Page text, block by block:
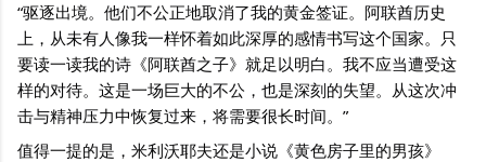
“驱逐出境。他们不公正地取消了我的黄金签证。阿联酋历史
上，从未有人像我一样怀着如此深厚的感情书写这个国家。只
要读一读我的诗《阿联酋之子》就足以明白。我不应当遭受这
样的对待。这是一场巨大的不公，也是深刻的失望。从这次冲
击与精神压力中恢复过来，将需要很长时间。”
值得一提的是，米利沃耶夫还是小说《黄色房子里的男孩》